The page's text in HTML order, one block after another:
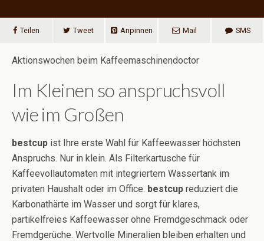
Teilen Tweet Anpinnen Mail SMS
Aktionswochen beim Kaffeemaschinendoctor
Im Kleinen so anspruchsvoll
wie im Großen
bestcup ist Ihre erste Wahl für Kaffeewasser höchsten
Anspruchs. Nur in klein. Als Filterkartusche für
Kaffeevollautomaten mit integriertem Wassertank im
privaten Haushalt oder im Office. bestcup reduziert die
Karbonathärte im Wasser und sorgt für klares,
partikelfreies Kaffeewasser ohne Fremdgeschmack oder
Fremdgerüche. Wertvolle Mineralien bleiben erhalten und